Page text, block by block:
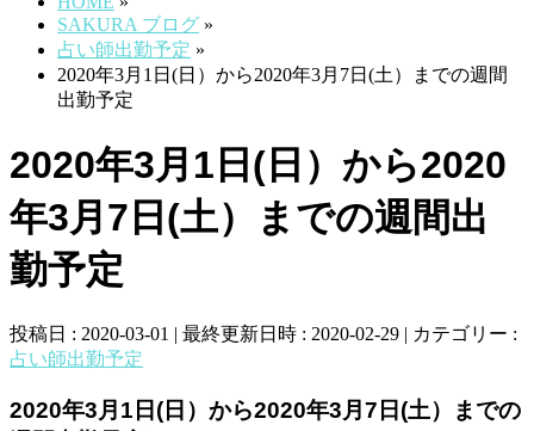
SAKURA ブログ »
占い師出勤予定 »
2020年3月1日(日）から2020年3月7日(土）までの週間
出勤予定
2020年3月1日(日）から2020
年3月7日(土）までの週間出
勤予定
投稿日 : 2020-03-01 最終更新日時 : 2020-02-29
カテゴリー :
占い師出勤予定
2020年3月1日(日）から2020年3月7日(土）までの